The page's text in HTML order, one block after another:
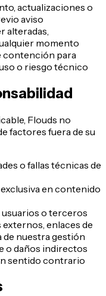
actualizaciones o
aviso
alteradas,
momento
contención para
o riesgo técnico
Flouds no
factores fuera de su
o fallas técnicas de
en contenido
o terceros
enlaces de
nuestra gestión
o daños indirectos
sentido contrario